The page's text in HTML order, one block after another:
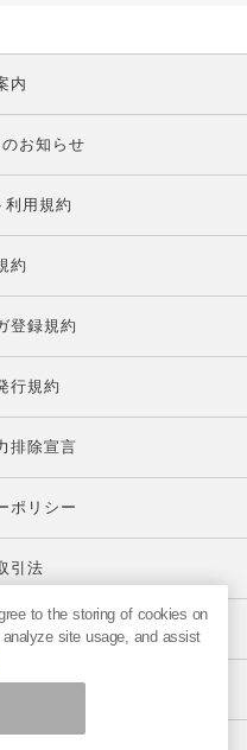
内
お知らせ
用規約
約
登録規約
行規約
排除宣言
ポリシー
引法
こちら
反報告はこちら
to the storing of cookies on
site usage, and assist